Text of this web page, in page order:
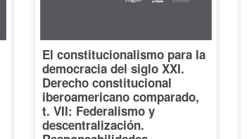
El constitucionalismo para la
democracia del siglo XXI.
Derecho constitucional
iberoamericano comparado,
t. VII: Federalismo y
descentralización.